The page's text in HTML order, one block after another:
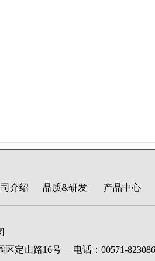
介绍 品质&研发 产品中心
区定山路16号 电话：00571-